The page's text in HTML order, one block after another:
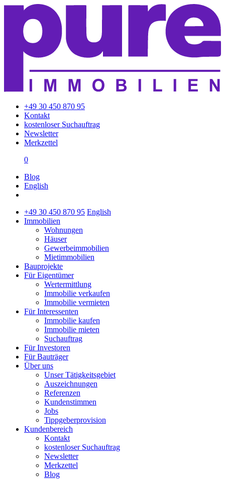
+49 30 450 870 95
Kontakt
kostenloser Suchauftrag
Newsletter
Merkzettel
0
Blog
English
+49 30 450 870 95 English
Immobilien
Wohnungen
Häuser
Gewerbeimmobilien
Mietimmobilien
Bauprojekte
Für Eigentümer
Wertermittlung
Immobilie verkaufen
Immobilie vermieten
Für Interessenten
Immobilie kaufen
Immobilie mieten
Suchauftrag
Für Investoren
Für Bauträger
Über uns
Unser Tätigkeitsgebiet
Auszeichnungen
Referenzen
Kundenstimmen
Jobs
Tippgeberprovision
Kundenbereich
Kontakt
kostenloser Suchauftrag
Newsletter
Merkzettel
Blog